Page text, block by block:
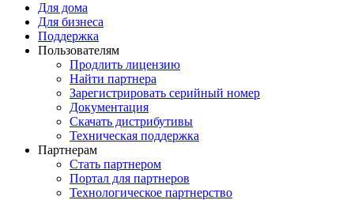
Для дома
Для бизнеса
Поддержка
Пользователям
Продлить лицензию
Найти партнера
Зарегистрировать серийный номер
Документация
Скачать дистрибутивы
Техническая поддержка
Партнерам
Стать партнером
Портал для партнеров
Технологическое партнерство